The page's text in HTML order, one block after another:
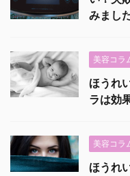
みまし
美容コラ
ほうれ
ラは効
美容コラ
ほうれ